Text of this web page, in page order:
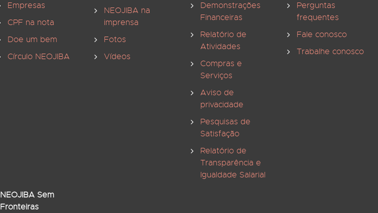
Empresas
CPF na nota
Doe um bem
Círculo NEOJIBA
NEOJIBA na
imprensa
Fotos
Vídeos
Demonstrações
Financeiras
Relatório de
Atividades
Compras e
Serviços
Aviso de
privacidade
Pesquisas de
Satisfação
Relatório de
Transparência e
Igualdade Salarial
Perguntas
frequentes
Fale conosco
Trabalhe conosco
NEOJIBA Sem
Fronteiras